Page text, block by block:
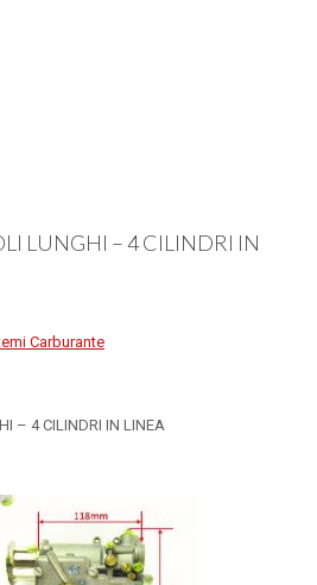
LUNGHI – 4 CILINDRI IN
Carburante
– 4 CILINDRI IN LINEA